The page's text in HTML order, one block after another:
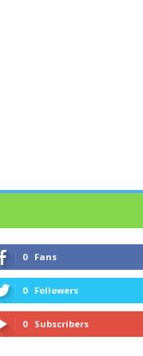
0 Fans
0 Followers
0 Subscribers